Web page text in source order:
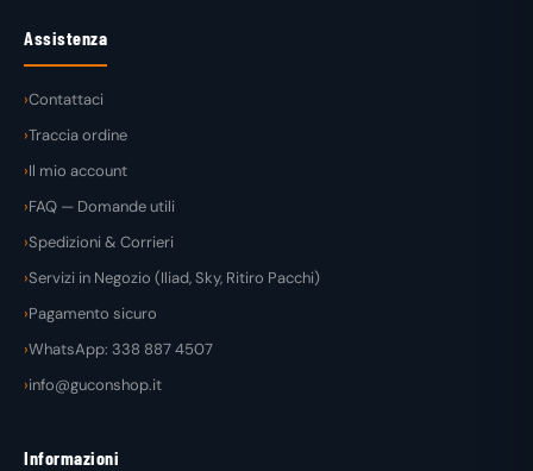
Assistenza
Contattaci
Traccia ordine
Il mio account
FAQ — Domande utili
Spedizioni & Corrieri
Servizi in Negozio (Iliad, Sky, Ritiro Pacchi)
Pagamento sicuro
WhatsApp: 338 887 4507
info@guconshop.it
Informazioni